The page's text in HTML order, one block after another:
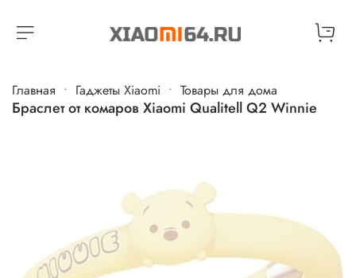
Главная Гаджеты Xiaomi Товары для дома
Браслет от комаров Xiaomi Qualitell Q2 Winnie